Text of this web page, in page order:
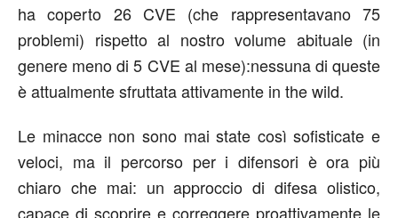
ha coperto 26 CVE (che rappresentavano 75
problemi) rispetto al nostro volume abituale (in
genere meno di 5 CVE al mese):nessuna di queste
è attualmente sfruttata attivamente in the wild.
Le minacce non sono mai state così sofisticate e
veloci, ma il percorso per i difensori è ora più
chiaro che mai: un approccio di difesa olistico,
capace di scoprire e correggere proattivamente le